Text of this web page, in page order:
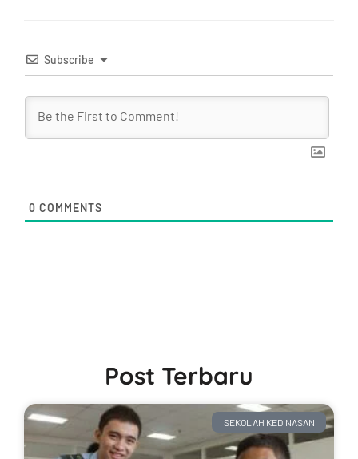
Subscribe
0 COMMENTS
Post Terbaru
SEKOLAH KEDINASAN